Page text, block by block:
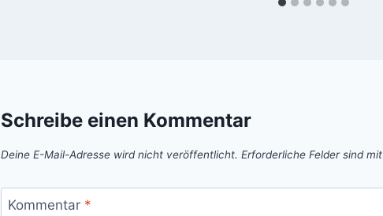
Schreibe einen Kommentar
Deine E-Mail-Adresse wird nicht veröffentlicht. Erforderliche Felder sind mit
Kommentar *